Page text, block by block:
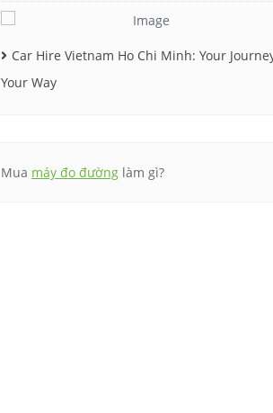
Car Hire Vietnam Ho Chi Minh: Your
Your Way
Mua máy đo đường làm gì?